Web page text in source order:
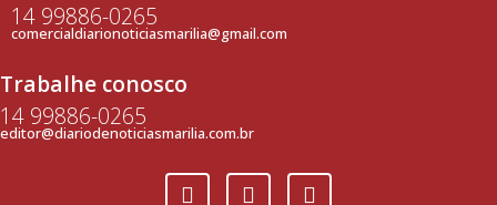
14 99886-0265
comercialdiarionoticiasmarilia@gmail.com
Trabalhe conosco
14 99886-0265
editor@diariodenoticiasmarilia.com.br